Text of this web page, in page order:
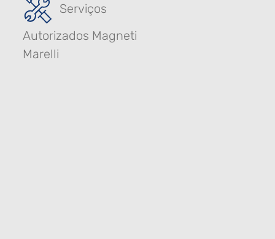
Serviços
Autorizados Magneti
Marelli